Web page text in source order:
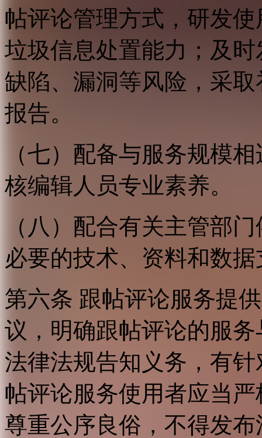
帖评论管理方式，研发
垃圾信息处置能力；及
缺陷、漏洞等风险，采
报告。
（七）配备与服务规模
核编辑人员专业素养。
（八）配合有关主管部
必要的技术、资料和数
第六条 跟帖评论服务提
议，明确跟帖评论的服
法律法规告知义务，有
帖评论服务使用者应当
尊重公序良俗，不得发